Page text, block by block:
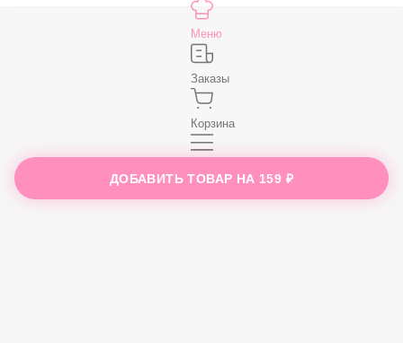
ДОБАВИТЬ ТОВАР НА 159 ₽
Профиль
Меню